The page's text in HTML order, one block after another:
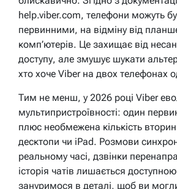
help.viber.com, телефони можуть
первинними, на відміну від
комп’ютерів. Це захищає від
доступу, але змушує шукати
хто хоче Viber на двох телефонах
Тим не менш, у 2026 році Viber
мультипристроївності: один
плюс необмежена кількість
десктопи чи iPad. Розмови
реальному часі, дзвінки
історія чатів лишається
зануримося в деталі, щоб ви